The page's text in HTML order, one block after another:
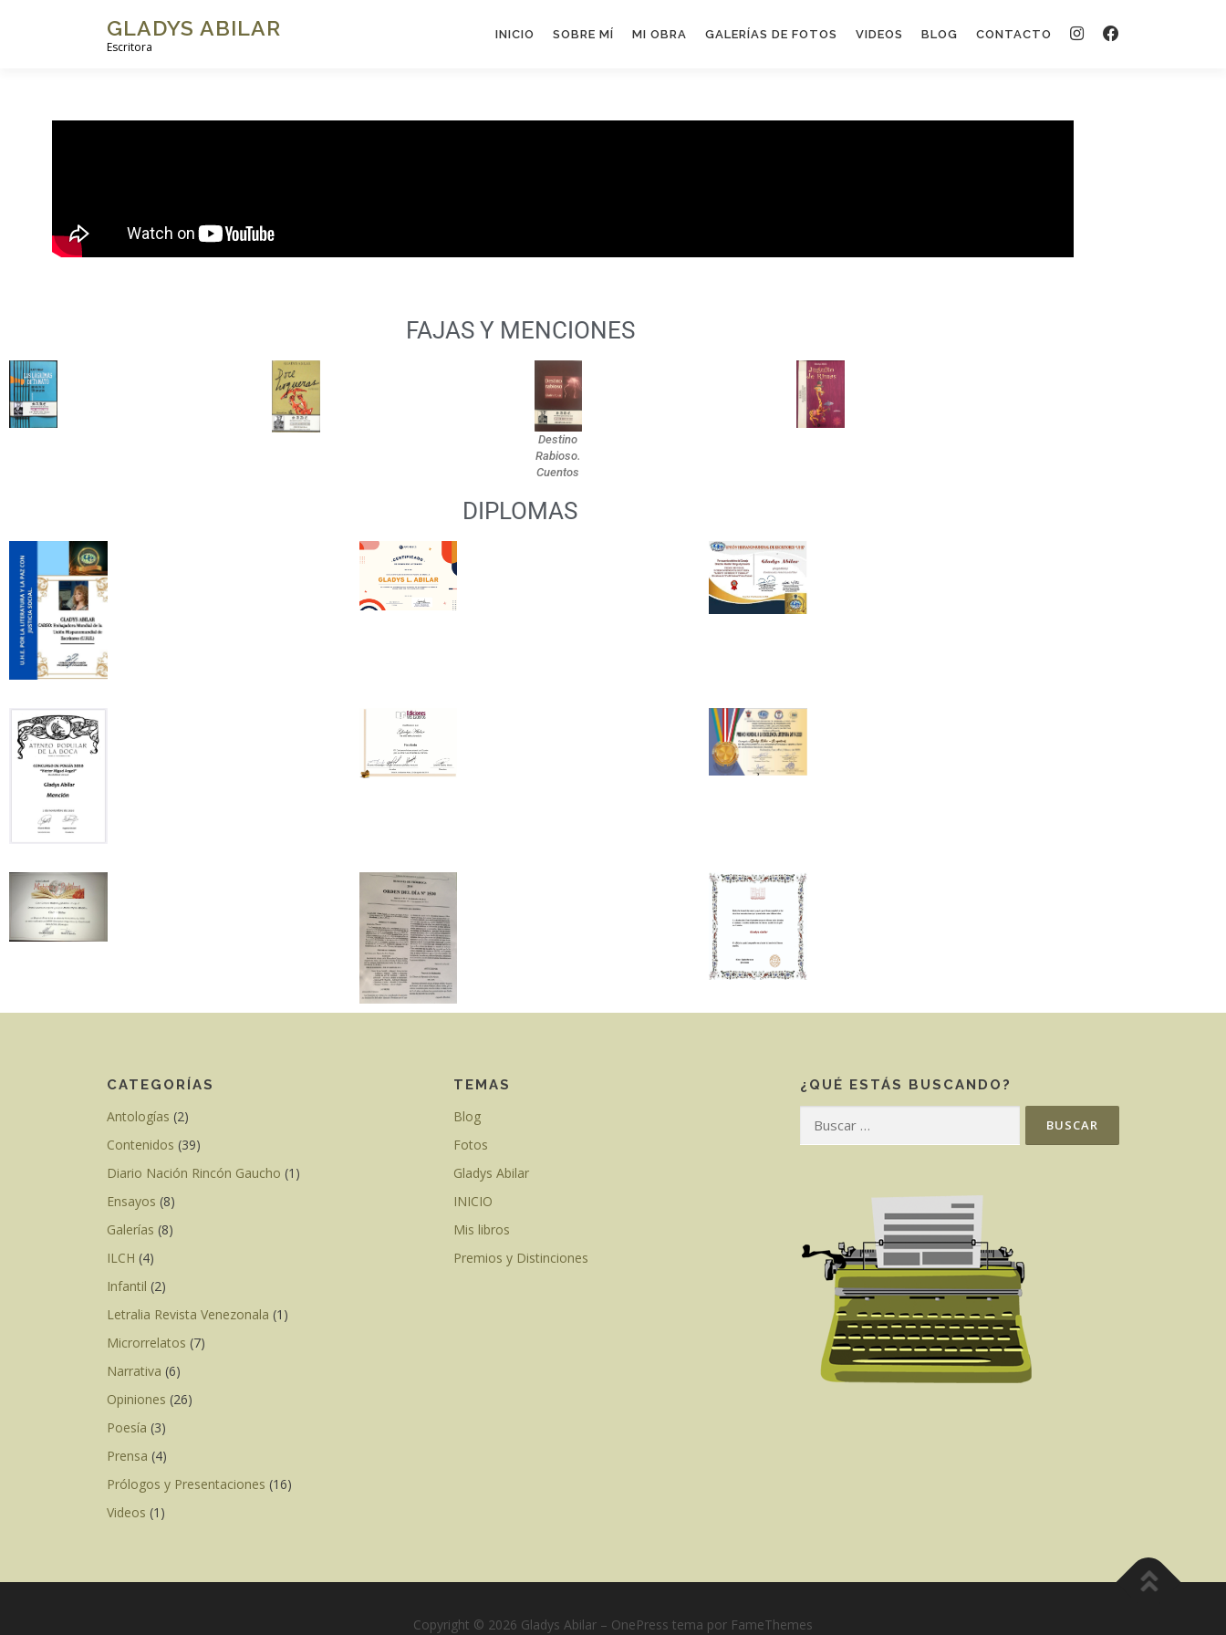
GLADYS ABILAR
Escritora
INICIO SOBRE MÍ MI OBRA GALERÍAS DE FOTOS VIDEOS BLOG CONTACTO
FAJAS Y MENCIONES
Destino
Rabioso.
Cuentos
DIPLOMAS
CATEGORÍAS
Antologías (2)
Contenidos (39)
Diario Nación Rincón Gaucho (1)
Ensayos (8)
Galerías (8)
ILCH (4)
Infantil (2)
Letralia Revista Venezonala (1)
Microrrelatos (7)
Narrativa (6)
Opiniones (26)
Poesía (3)
Prensa (4)
Prólogos y Presentaciones (16)
Videos (1)
TEMAS
Blog
Fotos
Gladys Abilar
INICIO
Mis libros
Premios y Distinciones
¿QUÉ ESTÁS BUSCANDO?
Copyright © 2026 Gladys Abilar – OnePress tema por FameThemes